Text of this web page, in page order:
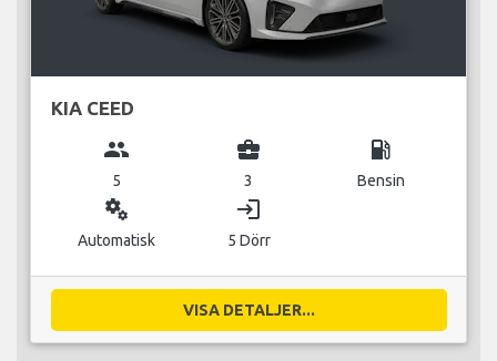
KIA CEED
group
5
business_center
3
local_gas_station
Bensin
miscellaneous_services
Automatisk
login
5 Dörr
VISA DETALJER...